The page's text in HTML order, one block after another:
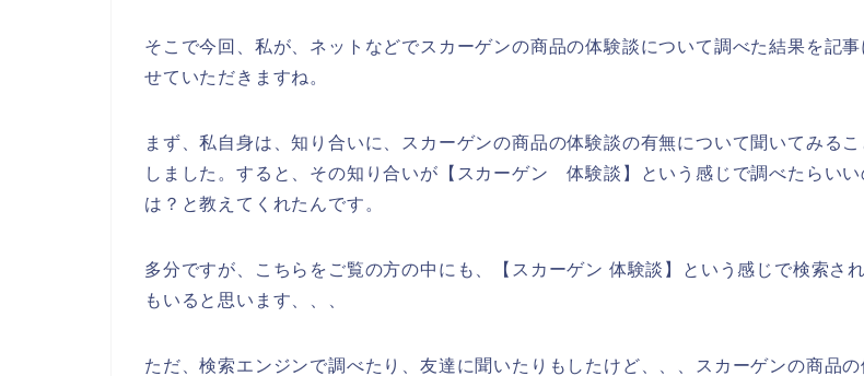
そこで今回、私が、ネットなどでスカーゲンの商品の体験談について調べた結果を記事
せていただきますね。
まず、私自身は、知り合いに、スカーゲンの商品の体験談の有無について聞いてみるこ
しました。すると、その知り合いが【スカーゲン 体験談】という感じで調べたらいい
は？と教えてくれたんです。
多分ですが、こちらをご覧の方の中にも、【スカーゲン 体験談】という感じで検索さ
もいると思います、、、
ただ、検索エンジンで調べたり、友達に聞いたりもしたけど、、、スカーゲンの商品の